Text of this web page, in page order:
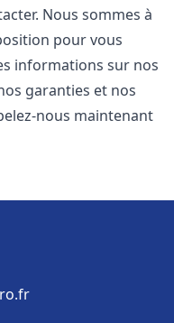
Nous sommes à
pour vous
informations sur nos
garanties et nos
nous maintenant